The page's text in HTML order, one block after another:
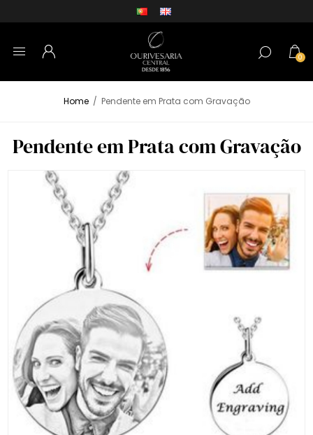
0
Home / Pendente em Prata com Gravação
Pendente em Prata com Gravação